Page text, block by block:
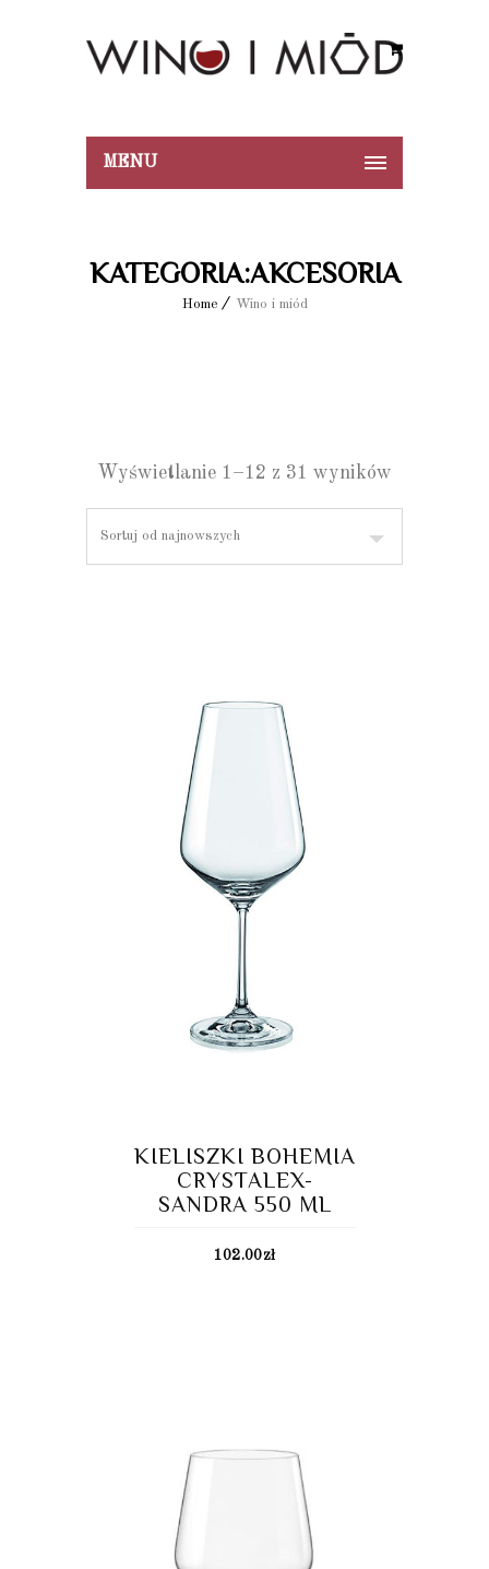
MENU
KATEGORIA:AKCESORIA
Home Wino i miód
Wyświetlanie 1–12 z 31 wyników
KIELISZKI BOHEMIA
CRYSTALEX-
SANDRA 550 ML
102.00zł